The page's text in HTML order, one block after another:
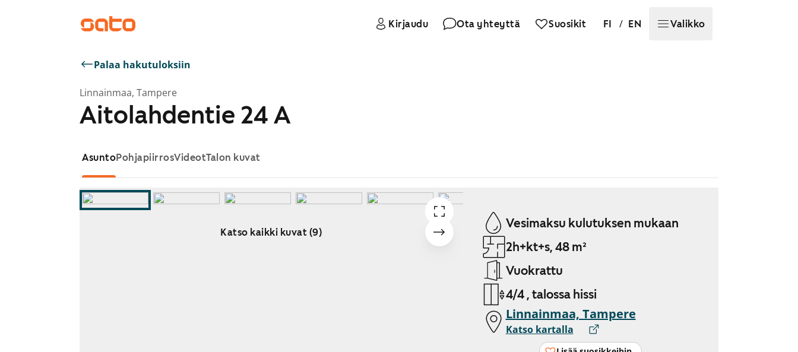
Kirjaudu Ota yhteyttä Suosikit FI / EN Valikko
Palaa hakutuloksiin
Linnainmaa, Tampere
Aitolahdentie 24 A
AsuntoPohjapiirrosVideotTalon kuvat
Katso kaikki kuvat (9)
Vesimaksu kulutuksen mukaan
2h+kt+s, 48 m²
Vuokrattu
4/4 , talossa hissi
Linnainmaa, Tampere
Katso kartalla